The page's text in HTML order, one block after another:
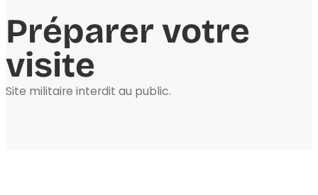
Préparer votre
visite
Site militaire interdit au public.